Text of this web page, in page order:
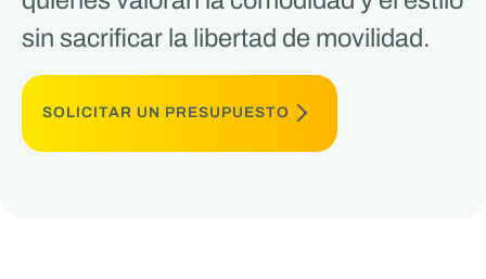
sin sacrificar la libertad de movilidad.
SOLICITAR UN PRESUPUESTO